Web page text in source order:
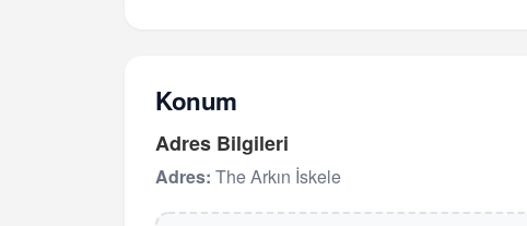
Konum
Adres Bilgileri
Adres: The Arkın İskele